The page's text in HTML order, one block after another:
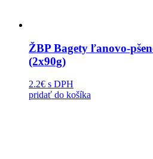
ŽBP Bagety ľanovo-
(2x90g)
2.2€ s DPH
pridať do košíka